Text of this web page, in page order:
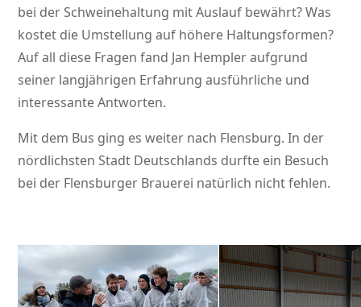
bei der Schweinehaltung mit Auslauf bewährt? Was
kostet die Umstellung auf höhere Haltungsformen?
Auf all diese Fragen fand Jan Hempler aufgrund
seiner langjährigen Erfahrung ausführliche und
interessante Antworten.
Mit dem Bus ging es weiter nach Flensburg. In der
nördlichsten Stadt Deutschlands durfte ein Besuch
bei der Flensburger Brauerei natürlich nicht fehlen.